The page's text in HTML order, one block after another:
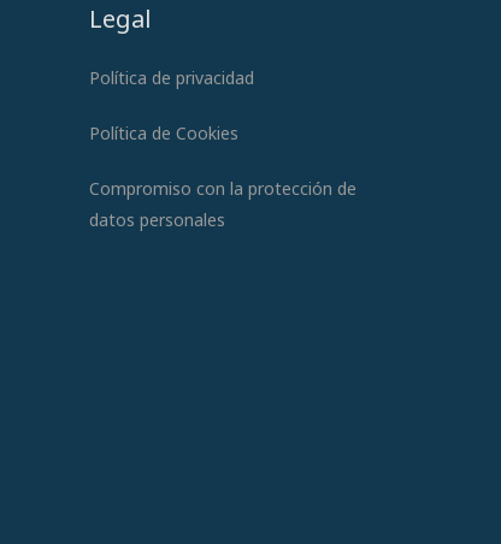
Legal
Política de privacidad
Política de Cookies
Compromiso con la protección de
datos personales